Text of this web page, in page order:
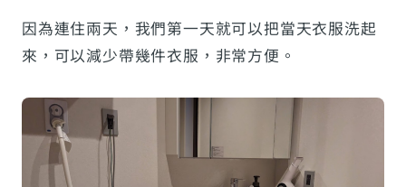
因為連住兩天，我們第一天就可以把當天衣服洗起
來，可以減少帶幾件衣服，非常方便。